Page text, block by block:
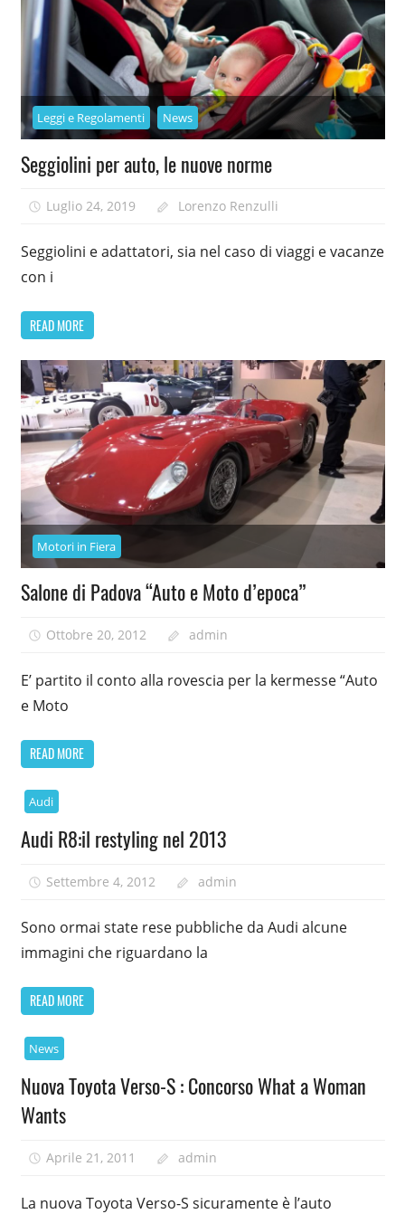
Leggi e Regolamenti News
Seggiolini per auto, le nuove norme
Luglio 24, 2019 Lorenzo Renzulli
Seggiolini e adattatori, sia nel caso di viaggi e vacanze
con i
READ MORE
Motori in Fiera
Salone di Padova “Auto e Moto d’epoca”
Ottobre 20, 2012 admin
E’ partito il conto alla rovescia per la kermesse “Auto
e Moto
READ MORE
Audi
Audi R8:il restyling nel 2013
Settembre 4, 2012 admin
Sono ormai state rese pubbliche da Audi alcune
immagini che riguardano la
READ MORE
News
Nuova Toyota Verso-S : Concorso What a Woman
Wants
Aprile 21, 2011 admin
La nuova Toyota Verso-S sicuramente è l’auto